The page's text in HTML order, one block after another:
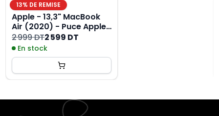
13% DE REMISE
Apple - 13,3" MacBook
Air (2020) - Puce Apple
M1 - RAM 8Go -
Stockage 256Go - Gris
Sidéral - AZERTY
2 999 DT2 599 DT
En stock